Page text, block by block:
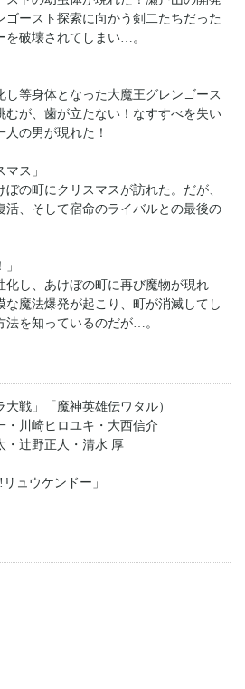
ゴースト探索に向かう剣二たちだった
を破壊されてしまい…。
し等身体となった大魔王グレンゴース
むが、歯が立たない！なすすべを失い
の男が現れた！
ス」
の町にクリスマスが訪れた。だが、
活、そして宿命のライバルとの最後の
化し、あけぼの町に再び魔物が現れ
な魔法爆発が起こり、町が消滅してし
法を知っているのだが…。
戦」「魔神英雄伝ワタル）
・川崎ヒロユキ・大西信介
・辻野正人・清水 厚
ュウケンドー」